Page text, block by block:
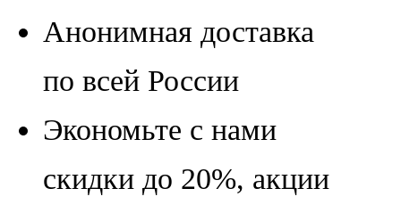
Анонимная доставка
по всей России
Экономьте с нами
скидки до 20%, акции